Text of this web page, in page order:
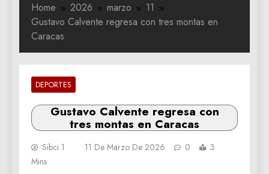
Home 2026 marzo
11
Gustavo Calvente regresa con tres montas en
Caracas
DEPORTES
Gustavo Calvente regresa con
tres montas en Caracas
Sibci 1 11 De Marzo De 2026 0
3
Mins